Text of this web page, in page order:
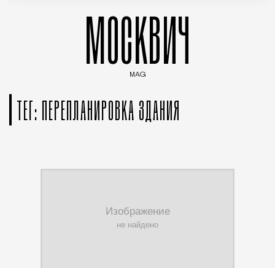
МОСКВИЧ
MAG
ТЕГ: ПЕРЕПЛАНИРОВКА ЗДАНИЯ